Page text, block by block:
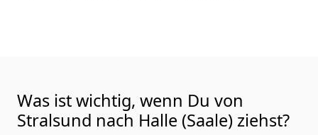
Was ist wichtig, wenn Du von
Stralsund nach Halle (Saale) ziehst?